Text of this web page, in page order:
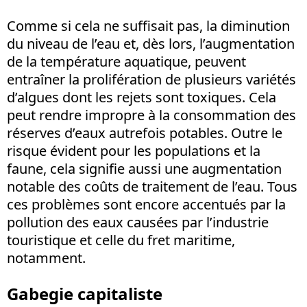
Comme si cela ne suffisait pas, la diminution
du niveau de l’eau et, dès lors, l’augmentation
de la température aquatique, peuvent
entraîner la prolifération de plusieurs variétés
d’algues dont les rejets sont toxiques. Cela
peut rendre impropre à la consommation des
réserves d’eaux autrefois potables. Outre le
risque évident pour les populations et la
faune, cela signifie aussi une augmentation
notable des coûts de traitement de l’eau. Tous
ces problèmes sont encore accentués par la
pollution des eaux causées par l’industrie
touristique et celle du fret maritime,
notamment.
Gabegie capitaliste